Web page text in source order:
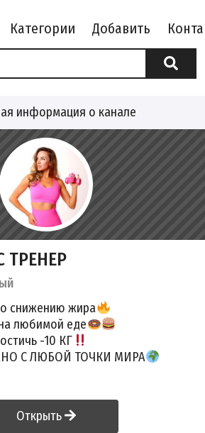
Категории Добавить
информация о канале
ТРЕНЕР
снижению жира
любимой еде
-10 КГ
С ЛЮБОЙ ТОЧКИ МИРА
Открыть